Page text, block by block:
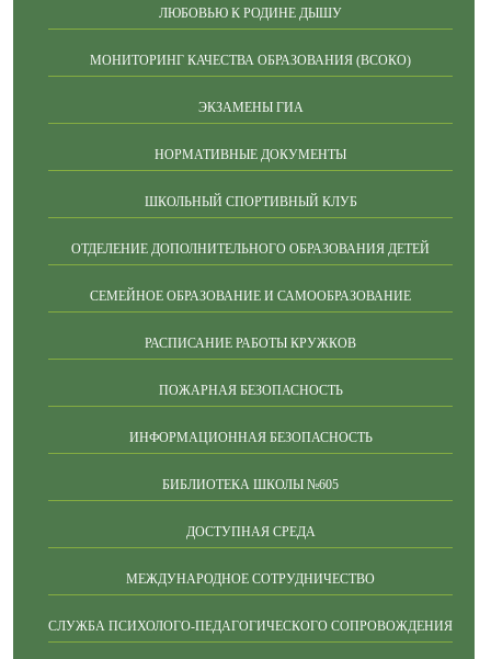
ЛЮБОВЬЮ К РОДИНЕ ДЫШУ
МОНИТОРИНГ КАЧЕСТВА ОБРАЗОВАНИЯ (ВСОКО)
ЭКЗАМЕНЫ ГИА
НОРМАТИВНЫЕ ДОКУМЕНТЫ
ШКОЛЬНЫЙ СПОРТИВНЫЙ КЛУБ
ОТДЕЛЕНИЕ ДОПОЛНИТЕЛЬНОГО ОБРАЗОВАНИЯ ДЕТЕЙ
СЕМЕЙНОЕ ОБРАЗОВАНИЕ И САМООБРАЗОВАНИЕ
РАСПИСАНИЕ РАБОТЫ КРУЖКОВ
ПОЖАРНАЯ БЕЗОПАСНОСТЬ
ИНФОРМАЦИОННАЯ БЕЗОПАСНОСТЬ
БИБЛИОТЕКА ШКОЛЫ №605
ДОСТУПНАЯ СРЕДА
МЕЖДУНАРОДНОЕ СОТРУДНИЧЕСТВО
СЛУЖБА ПСИХОЛОГО-ПЕДАГОГИЧЕСКОГО СОПРОВОЖДЕНИЯ